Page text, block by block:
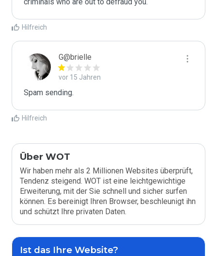
Hilfreich
G@brielle
vor 15 Jahren
Spam sending.
Hilfreich
Über WOT
Wir haben mehr als 2 Millionen Websites überprüft,
Tendenz steigend. WOT ist eine leichtgewichtige
Erweiterung, mit der Sie schnell und sicher surfen
können. Es bereinigt Ihren Browser, beschleunigt ihn
und schützt Ihre privaten Daten.
Ist das Ihre Website?